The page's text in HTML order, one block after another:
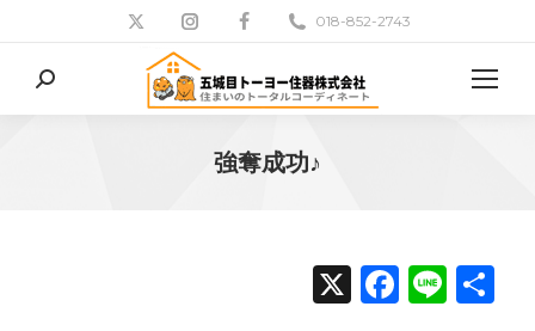
018-852-2743
検
索:
強奪成功♪
X Line